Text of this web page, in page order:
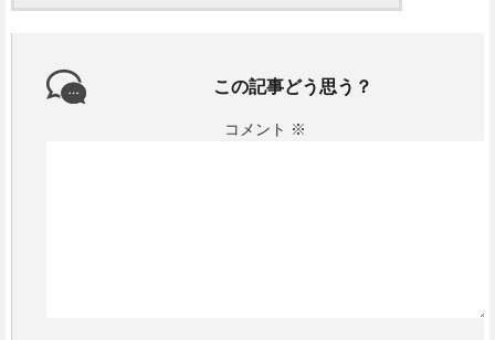
この記事どう思う？
コメント ※